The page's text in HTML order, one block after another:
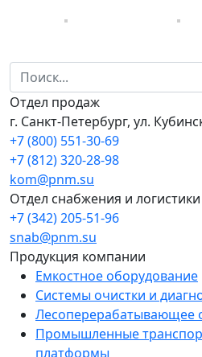
Отдел продаж
г. Санкт-Петербург, ул.
+7 (800) 551-30-69
+7 (812) 320-28-98
kom@pnm.su
Отдел снабжения и логистики
+7 (342) 205-51-96
snab@pnm.su
Продукция компании
Емкостное оборудование
Системы очистки и
Лесоперерабатывающее
Промышленные
платформы